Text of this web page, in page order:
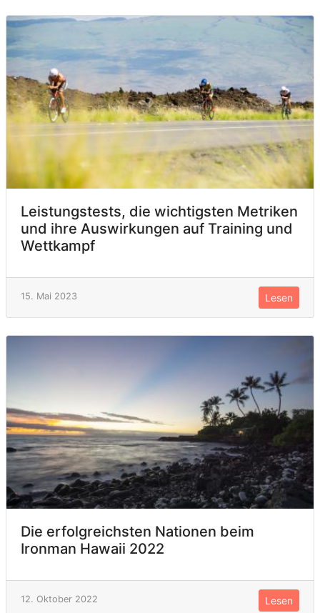
Leistungstests, die wichtigsten Metriken
und ihre Auswirkungen auf Training und
Wettkampf
15. Mai 2023 Lesen
Die erfolgreichsten Nationen beim
Ironman Hawaii 2022
12. Oktober 2022 Lesen